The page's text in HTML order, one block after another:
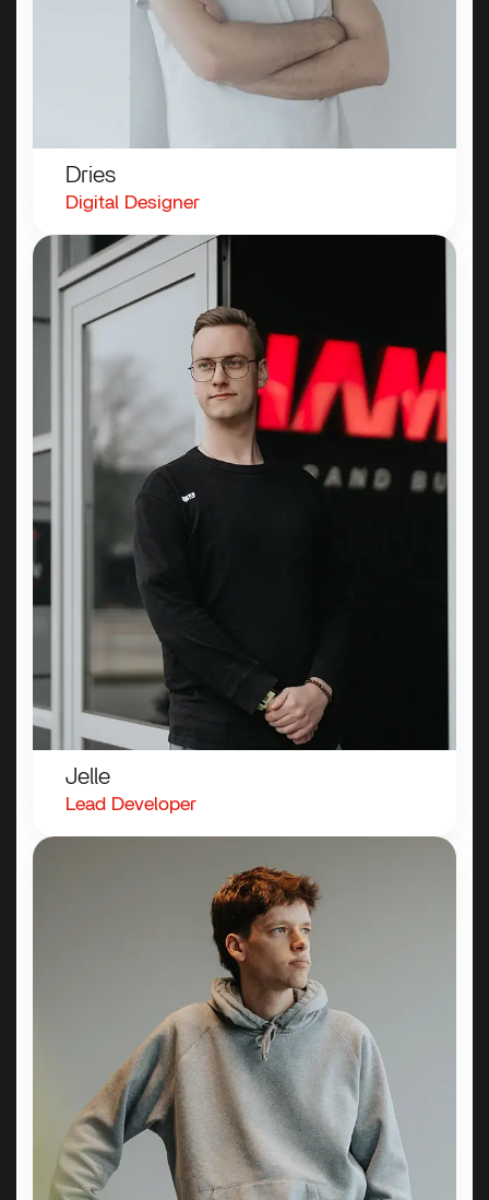
Dries
Digital Designer
Jelle
Lead Developer